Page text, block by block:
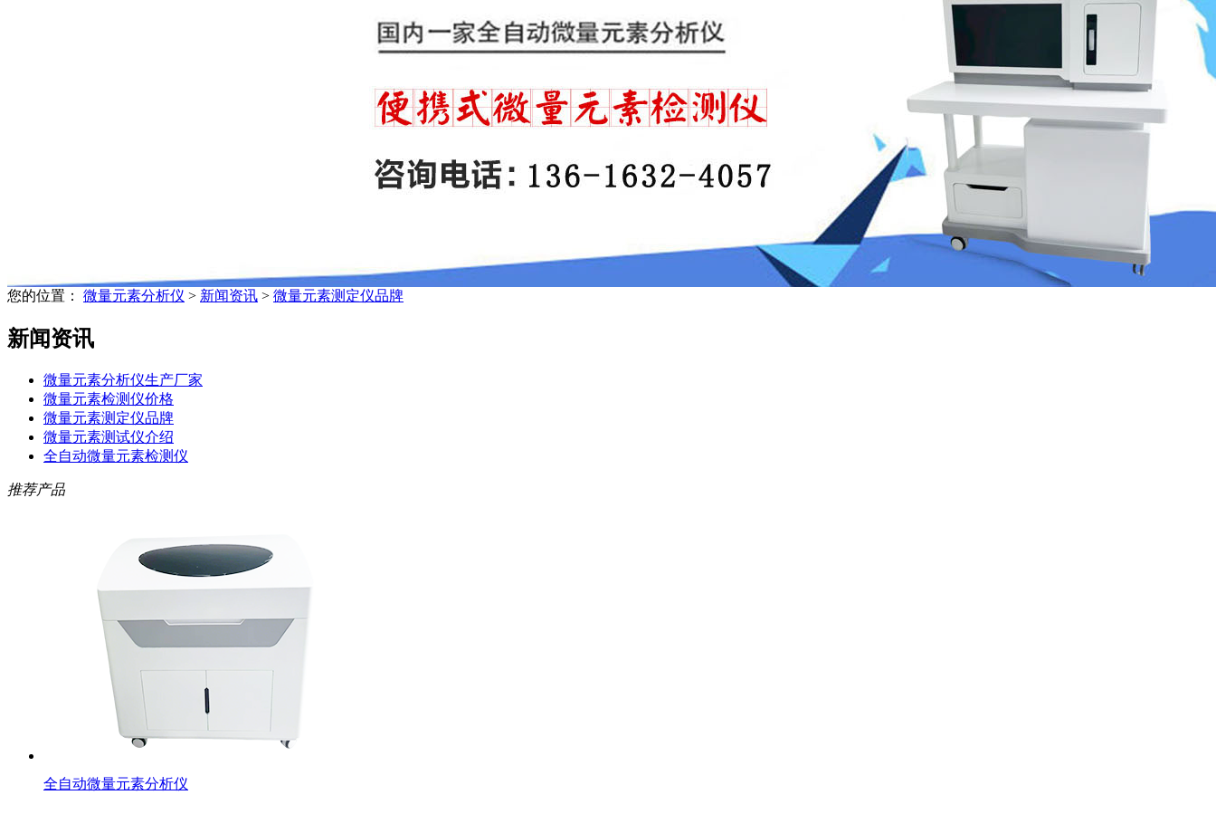
您的位置： 微量元素分析仪 > 新闻资讯 > 微量元素测定仪品牌
新闻资讯
微量元素分析仪生产厂家
微量元素检测仪价格
微量元素测定仪品牌
微量元素测试仪介绍
全自动微量元素检测仪
推荐产品
全自动微量元素分析仪